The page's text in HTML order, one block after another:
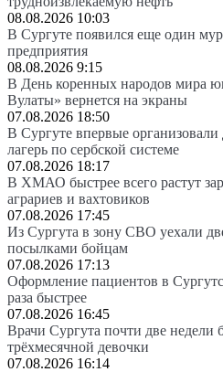
08.08.2026 10:03
В Сургуте появился еще один
предприятия
08.08.2026 9:15
В День коренных народов мира
Вулаты» вернется на экраны
07.08.2026 18:50
В Сургуте впервые организовали
лагерь по сербской системе
07.08.2026 18:17
В ХМАО быстрее всего растут
аграриев и вахтовиков
07.08.2026 17:45
Из Сургута в зону СВО уехали
посылками бойцам
07.08.2026 17:13
Оформление пациентов в
раза быстрее
07.08.2026 16:45
Врачи Сургута почти две недели
трёхмесячной девочки
07.08.2026 16:14